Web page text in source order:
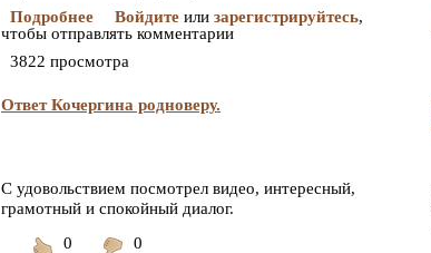
Подробнее
Войдитеили зарегистрируйтесь,
чтобы отправлять комментарии
3822 просмотра
Ответ Кочергина родноверу.
С удовольствием посмотрел видео, интересный,
грамотный и спокойный диалог.
0
0